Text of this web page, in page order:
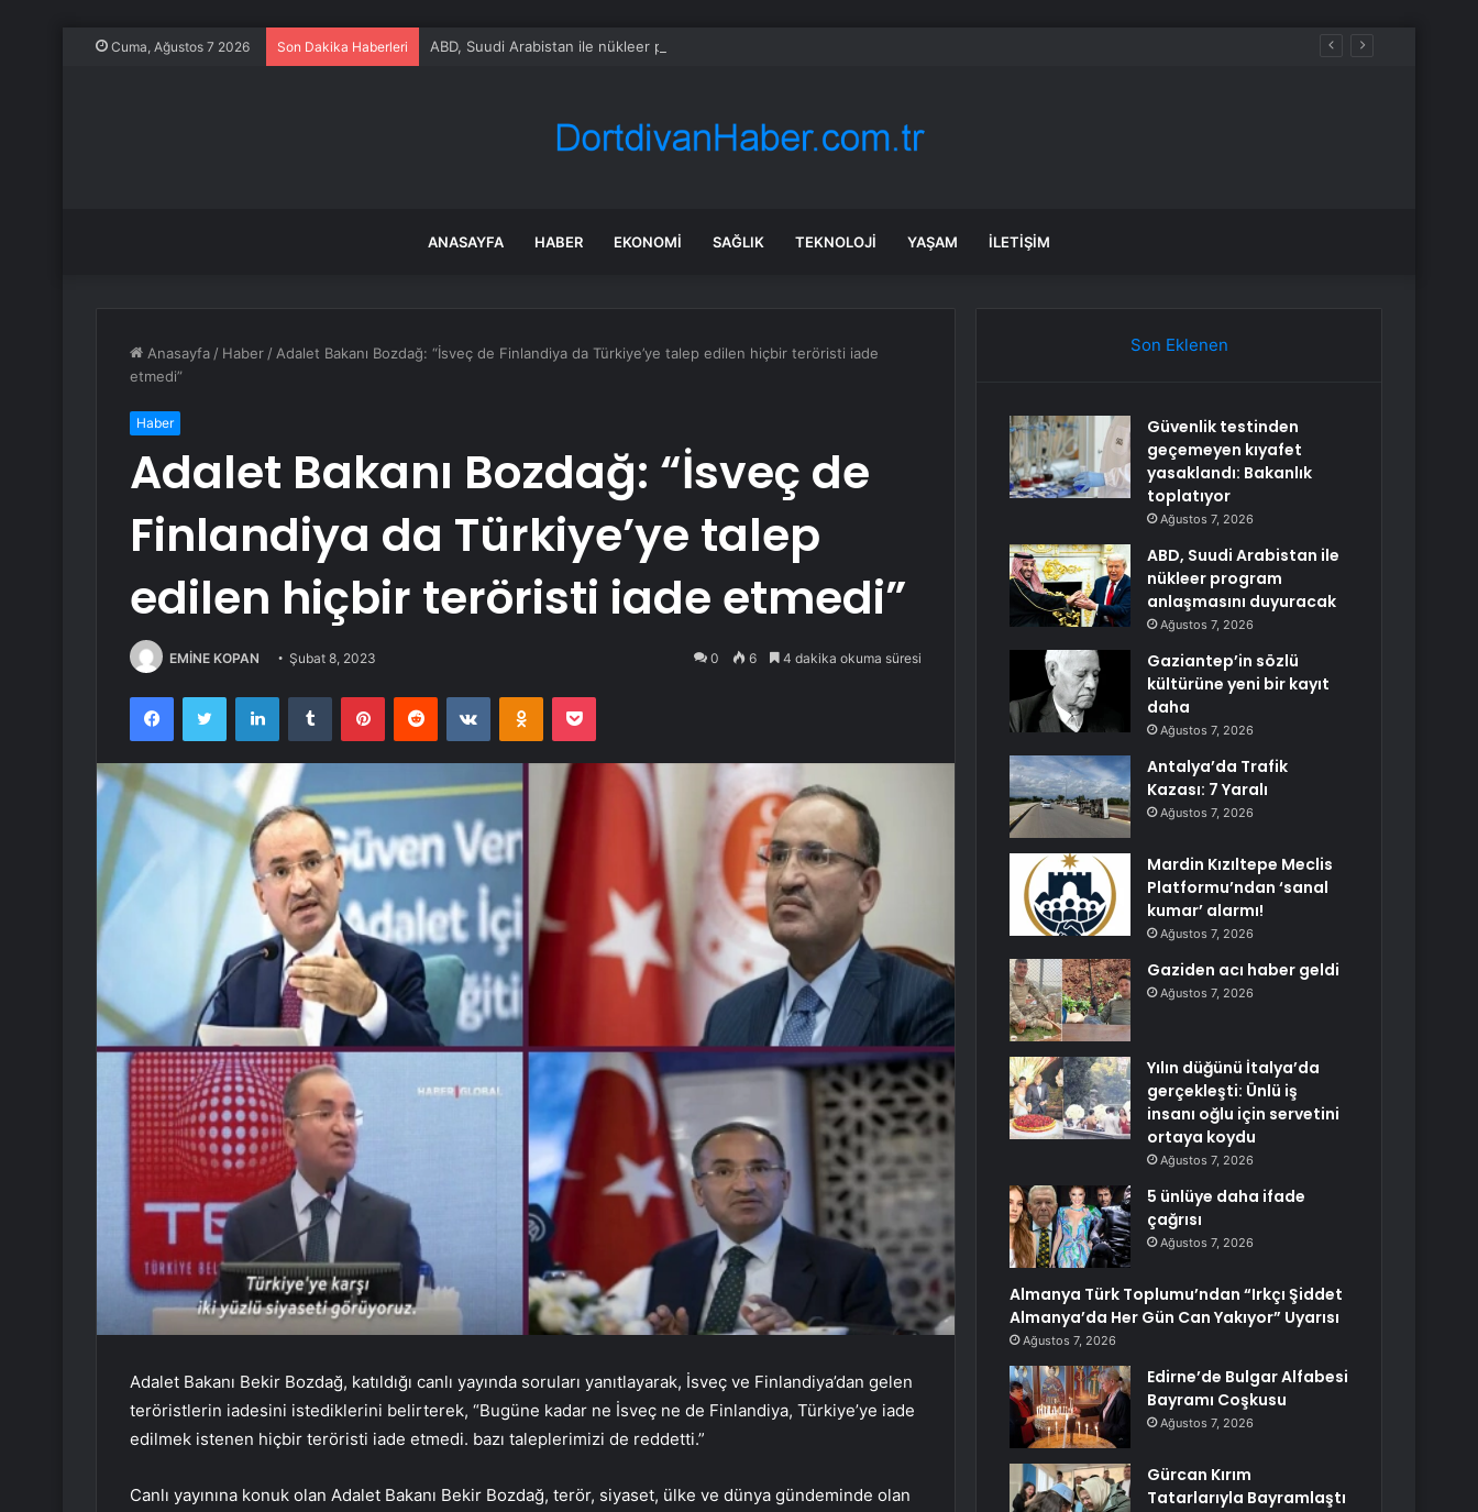
Cuma, Ağustos 7 2026 Son Dakika Haberleri ABD, Suudi Arabistan ile nükleer program anlaşmasını duyuracak
ANASAYFA HABER EKONOMI SAĞLIK TEKNOLOJI YAŞAM İLETIŞIM
Anasayfa / Haber / Adalet Bakanı Bozdağ: “İsveç de Finlandiya da Türkiye’ye talep edilen hiçbir teröristi iade
etmedi”
Haber
Adalet Bakanı Bozdağ: “İsveç de
Finlandiya da Türkiye’ye talep
edilen hiçbir teröristi iade etmedi”
EMİNE KOPAN Şubat 8, 2023 0 6 4 dakika okuma süresi
FacebookTwitter LinkedInTumblr PinterestReddit VKontakteOdnoklassniki
Pocket
Adalet Bakanı Bekir Bozdağ, katıldığı canlı yayında soruları yanıtlayarak, İsveç ve Finlandiya’dan gelen
teröristlerin iadesini istediklerini belirterek, “Bugüne kadar ne İsveç ne de Finlandiya, Türkiye’ye iade
edilmek istenen hiçbir teröristi iade etmedi. bazı taleplerimizi de reddetti.”
Canlı yayınına konuk olan Adalet Bakanı Bekir Bozdağ, terör, siyaset, ülke ve dünya gündeminde olan
Son Eklenen
Güvenlik testinden
geçemeyen kıyafet
yasaklandı: Bakanlık
toplatıyor
Ağustos 7, 2026
ABD, Suudi Arabistan ile
nükleer program
anlaşmasını duyuracak
Ağustos 7, 2026
Gaziantep’in sözlü
kültürüne yeni bir kayıt
daha
Ağustos 7, 2026
Antalya’da Trafik
Kazası: 7 Yaralı
Ağustos 7, 2026
Mardin Kızıltepe Meclis
Platformu’ndan ‘sanal
kumar’ alarmı!
Ağustos 7, 2026
Gaziden acı haber geldi
Ağustos 7, 2026
Yılın düğünü İtalya’da
gerçekleşti: Ünlü iş
insanı oğlu için servetini
ortaya koydu
Ağustos 7, 2026
5 ünlüye daha ifade
çağrısı
Ağustos 7, 2026
Almanya Türk Toplumu’ndan “Irkçı Şiddet
Almanya’da Her Gün Can Yakıyor” Uyarısı
Ağustos 7, 2026
Edirne’de Bulgar Alfabesi
Bayramı Coşkusu
Ağustos 7, 2026
Gürcan Kırım
Tatarlarıyla Bayramlaştı